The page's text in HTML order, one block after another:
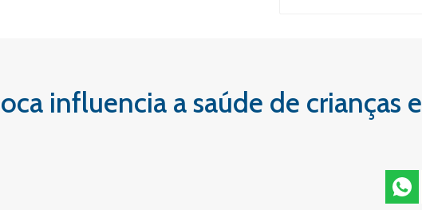
influencia a saúde de crianças e